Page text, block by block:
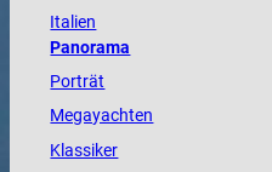
Italien
Panorama
Porträt
Megayachten
Klassiker